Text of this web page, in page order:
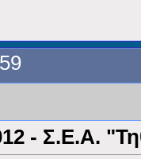
- Σ.Ε.Α.